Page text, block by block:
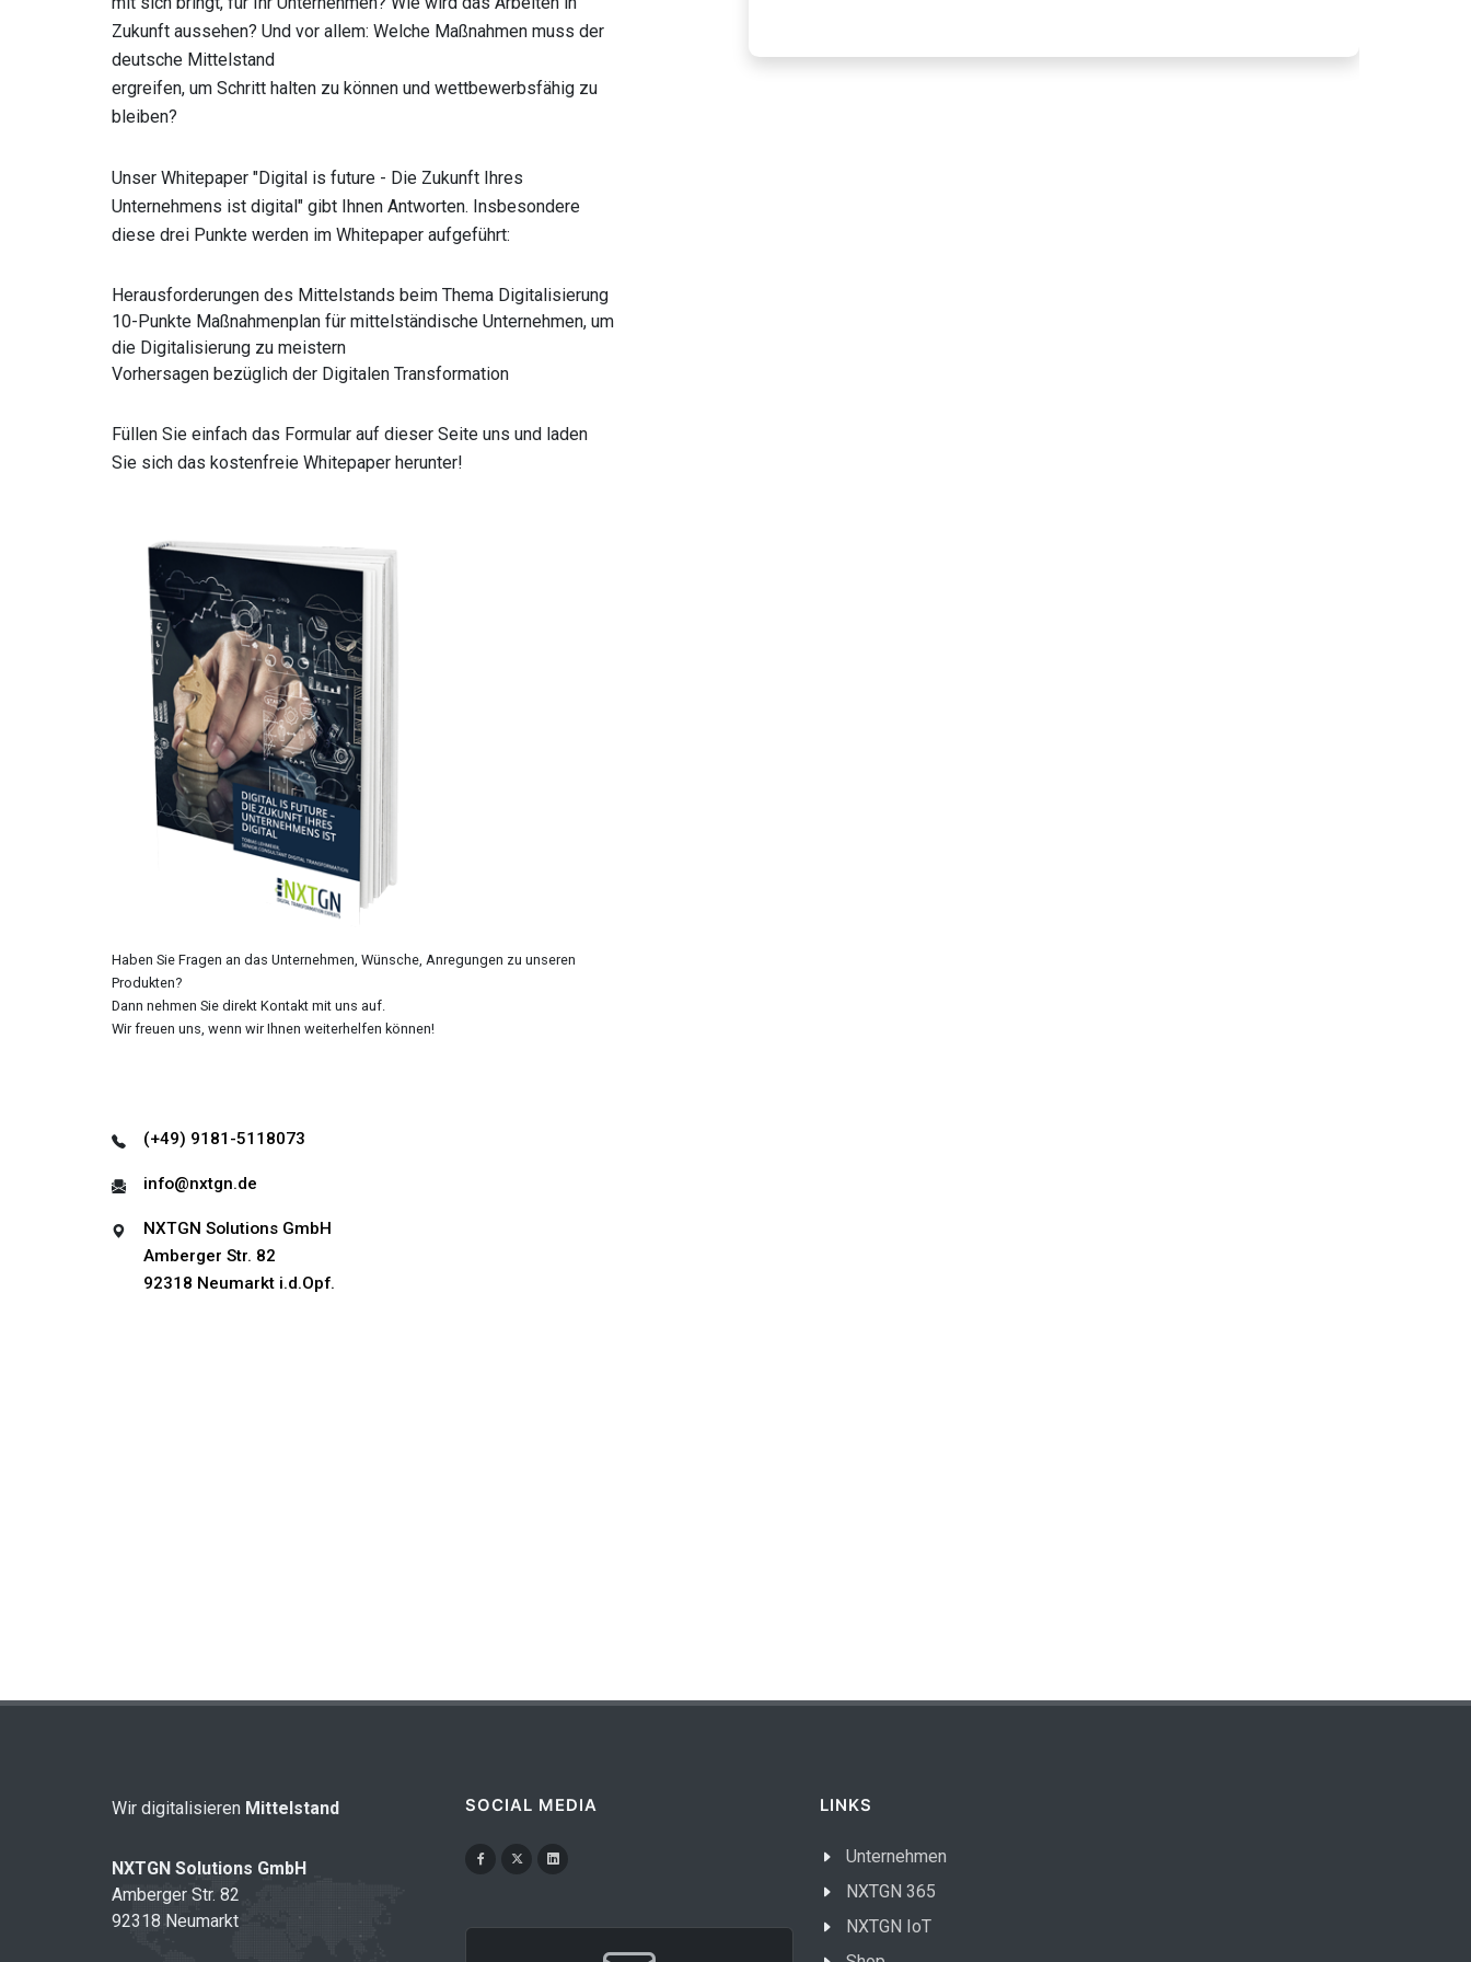
Zukunft aussehen? Und vor allem: Welche Maßnahmen muss der
deutsche Mittelstand
ergreifen, um Schritt halten zu können und wettbewerbsfähig zu
bleiben?
Unser Whitepaper "Digital is future - Die Zukunft Ihres
Unternehmens ist digital" gibt Ihnen Antworten. Insbesondere
diese drei Punkte werden im Whitepaper aufgeführt:
Herausforderungen des Mittelstands beim Thema Digitalisierung
10-Punkte Maßnahmenplan für mittelständische Unternehmen, um
die Digitalisierung zu meistern
Vorhersagen bezüglich der Digitalen Transformation
Füllen Sie einfach das Formular auf dieser Seite uns und laden
Sie sich das kostenfreie Whitepaper herunter!
Haben Sie Fragen an das Unternehmen, Wünsche, Anregungen zu unseren
Produkten?
Dann nehmen Sie direkt Kontakt mit uns auf.
Wir freuen uns, wenn wir Ihnen weiterhelfen können!
(+49) 9181-5118073
info@nxtgn.de
NXTGN Solutions GmbH
Amberger Str. 82
92318 Neumarkt i.d.Opf.
Wir digitalisieren Mittelstand
NXTGN Solutions GmbH
Amberger Str. 82
92318 Neumarkt
SOCIAL MEDIA LINKS
Unternehmen
NXTGN 365
NXTGN IoT